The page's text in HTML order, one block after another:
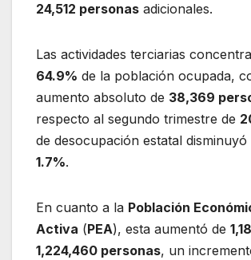
24,512 personas adicionales.
Las actividades terciarias
64.9% de la población ocupada,
aumento absoluto de 38,369
respecto al segundo trimestre de
de desocupación estatal disminuyó
1.7%.
En cuanto a la Población
Activa (PEA), esta aumentó de
1,224,460 personas, un